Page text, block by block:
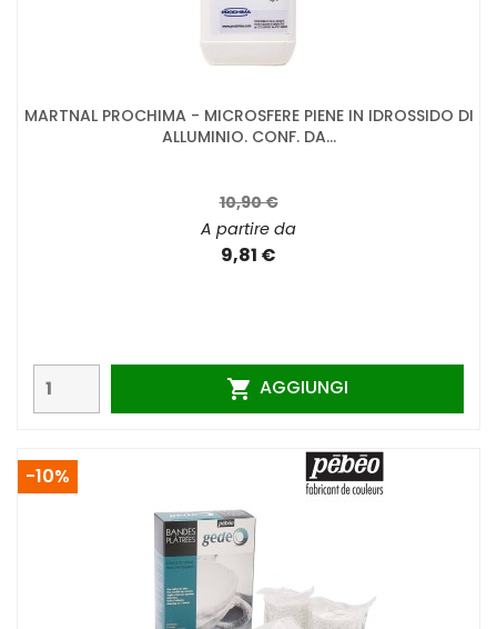
MARTNAL PROCHIMA - MICROSFERE PIENE IN IDROSSIDO DI
ALLUMINIO. CONF. DA...
10,90 €
A partire da
9,81 €
 AGGIUNGI
-10%